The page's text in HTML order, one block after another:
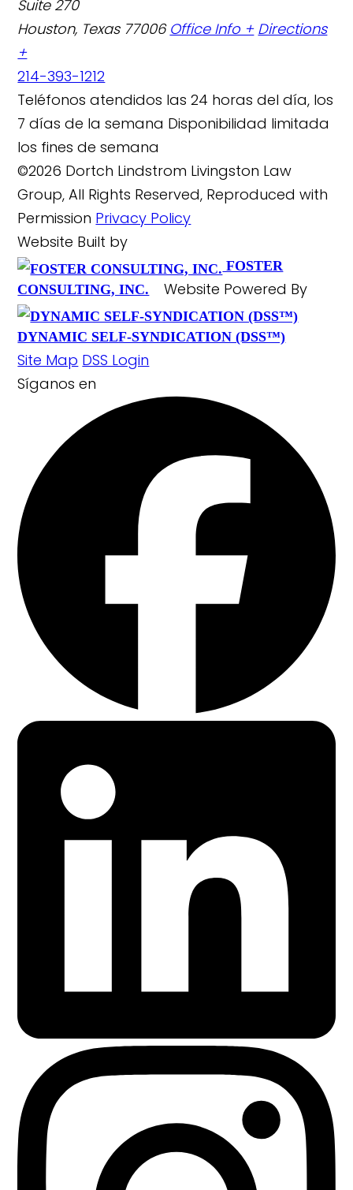
Suite 270
Houston, Texas 77006 Office Info + Directions
+
214-393-1212
Teléfonos atendidos las 24 horas del día, los
7 días de la semana Disponibilidad limitada
los fines de semana
©2026 Dortch Lindstrom Livingston Law
Group, All Rights Reserved, Reproduced with
Permission Privacy Policy
Website Built by
FOSTER
CONSULTING, INC.
Website Powered By
DYNAMIC SELF-SYNDICATION (DSS™)
Site Map DSS Login
Síganosen